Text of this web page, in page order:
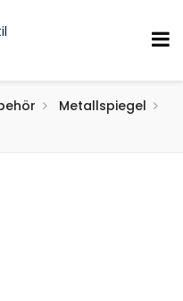
Metallspiegel